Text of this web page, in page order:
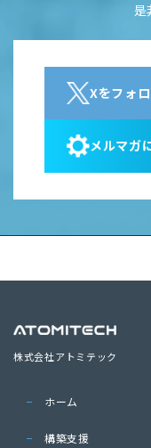
是
Xをフォ
メルマガ
株式会社アトミテック
ホーム
構築支援